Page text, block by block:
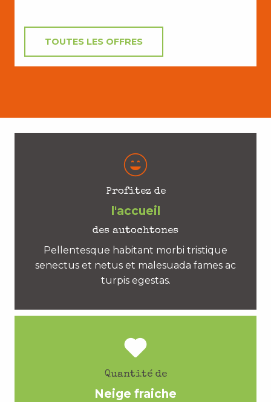
TOUTES LES OFFRES
Profitez de
l'accueil
des autochtones
Pellentesque habitant morbi tristique
senectus et netus et malesuada fames ac
turpis egestas.
Quantité de
Neige fraiche